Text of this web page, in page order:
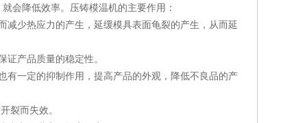
会降低效率。压铸模温机的主要作用：
减少热应力的产生，延缓模具表面龟裂的产生，从而延
产品质量的稳定性。
有一定的抑制作用，提高产品的外观，降低不良品的产
裂而失效。